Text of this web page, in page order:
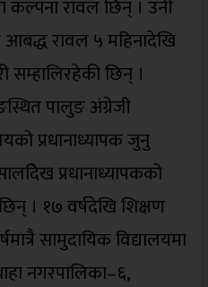
कल्पना रावल छिन् । उनी
रावल ५ महिनादेखि
सम्हालिरहेकी छिन् ।
पालुङ अंग्रेजी
प्रधानाध्यापक जुनु
प्रधानाध्यापकको
। १७ वर्षदेखि शिक्षण
सामुदायिक विद्यालयमा
नगरपालिका–६,